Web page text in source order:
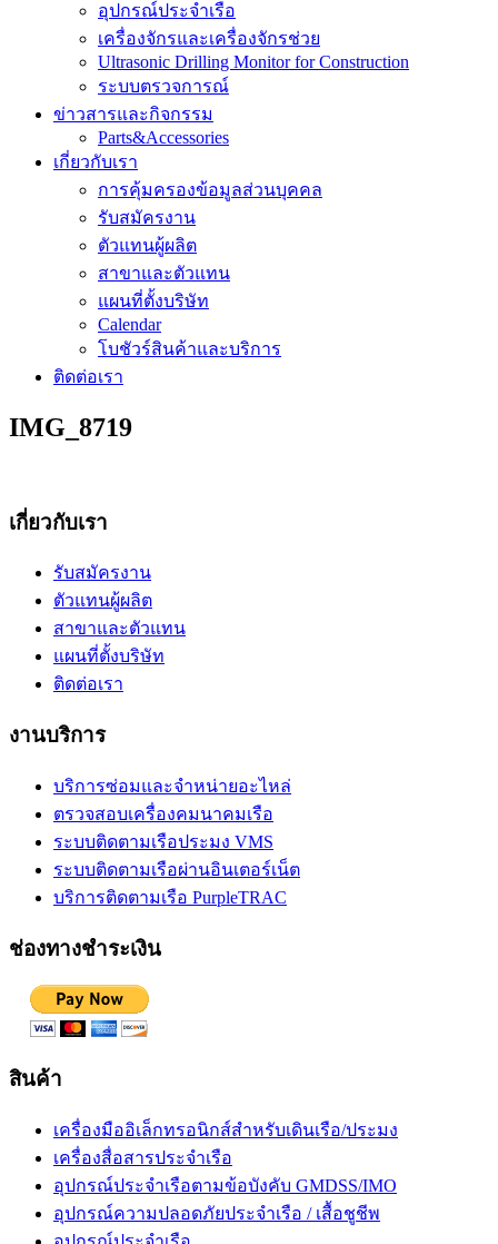
อุปกรณ์ประจำเรือ
เครื่องจักรและเครื่องจักรช่วย
Ultrasonic Drilling Monitor for Construction
ระบบตรวจการณ์
ข่าวสารและกิจกรรม
Parts&Accessories
เกี่ยวกับเรา
การคุ้มครองข้อมูลส่วนบุคคล
รับสมัครงาน
ตัวแทนผู้ผลิต
สาขาและตัวแทน
แผนที่ตั้งบริษัท
Calendar
โบชัวร์สินค้าและบริการ
ติดต่อเรา
IMG_8719
เกี่ยวกับเรา
รับสมัครงาน
ตัวแทนผู้ผลิต
สาขาและตัวแทน
แผนที่ตั้งบริษัท
ติดต่อเรา
งานบริการ
บริการซ่อมและจำหน่ายอะไหล่
ตรวจสอบเครื่องคมนาคมเรือ
ระบบติดตามเรือประมง VMS
ระบบติดตามเรือผ่านอินเตอร์เน็ต
บริการติดตามเรือ PurpleTRAC
ช่องทางชำระเงิน
สินค้า
เครื่องมืออิเล็กทรอนิกส์สำหรับเดินเรือ/ประมง
เครื่องสื่อสารประจำเรือ
อุปกรณ์ประจำเรือตามข้อบังคับ GMDSS/IMO
อุปกรณ์ความปลอดภัยประจำเรือ / เสื้อชูชีพ